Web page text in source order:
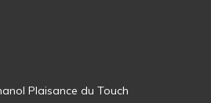
Plaisance du Touch